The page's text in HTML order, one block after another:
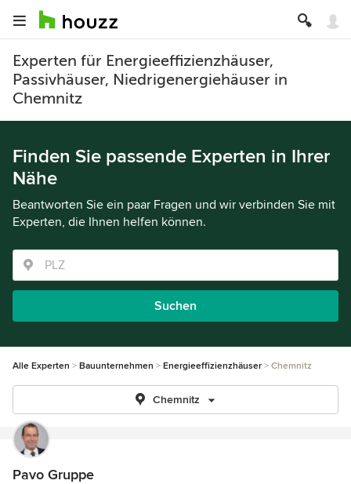
Experten für Energieeffizienzhäuser,
Passivhäuser, Niedrigenergiehäuser in
Chemnitz
Finden Sie passende Experten in Ihrer
Nähe
Beantworten Sie ein paar Fragen und wir verbinden Sie mit
Experten, die Ihnen helfen können.
Suchen
Alle Experten Bauunternehmen Energieeffizienzhäuser Chemnitz
Chemnitz
Pavo Gruppe